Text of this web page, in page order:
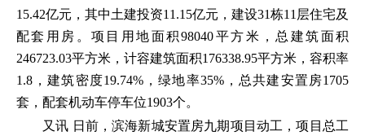
15.42亿元，其中土建投资11.15亿元，建设31栋11层住宅及
配套用房。项目用地面积98040平方米，总建筑面积
246723.03平方米，计容建筑面积176338.95平方米，容积率
1.8，建筑密度19.74%，绿地率35%，总共建安置房1705
套，配套机动车停车位1903个。
又讯 日前，滨海新城安置房九期项目动工，项目总工